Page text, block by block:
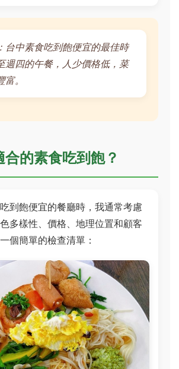
台中素食吃到飽便宜的最佳時
週四的午餐，人少價格低，菜
。
的素食吃到飽？
到飽便宜的餐廳時，我通常考慮
多樣性、價格、地理位置和顧客
個簡單的檢查清單：